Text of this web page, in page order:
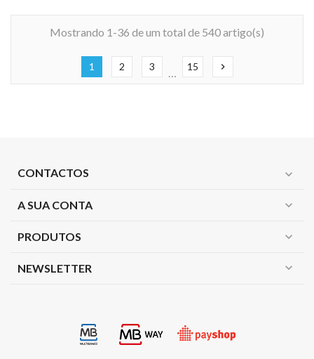
Mostrando 1-36 de um total de 540 artigo(s)
1 2 3 … 15 chevron_right
CONTACTOS expand_more
A SUA CONTA expand_more
PRODUTOS expand_more
NEWSLETTER expand_more